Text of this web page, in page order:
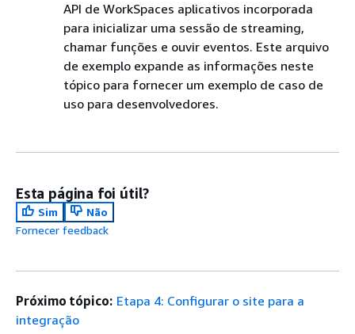
API de WorkSpaces aplicativos incorporada
para inicializar uma sessão de streaming,
chamar funções e ouvir eventos. Este arquivo
de exemplo expande as informações neste
tópico para fornecer um exemplo de caso de
uso para desenvolvedores.
Esta página foi útil?
Sim
Não
Fornecer feedback
Próximo tópico: Etapa 4: Configurar o site para a
integração